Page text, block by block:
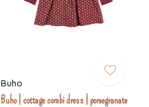
Buho
Buho | cottage combi dress | pomegranate